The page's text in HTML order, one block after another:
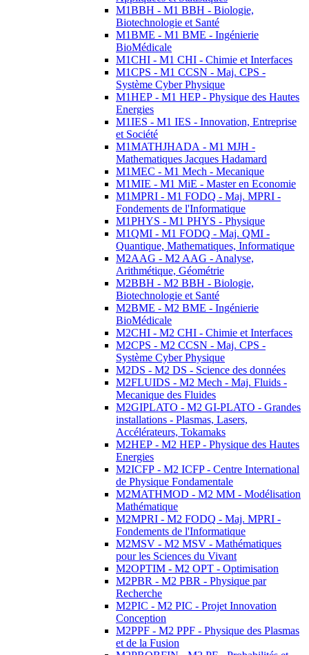
M1BBH - M1 BBH - Biologie,
Biotechnologie et Santé
M1BME - M1 BME - Ingénierie
BioMédicale
M1CHI - M1 CHI - Chimie et Interfaces
M1CPS - M1 CCSN - Maj. CPS -
Système Cyber Physique
M1HEP - M1 HEP - Physique des Hautes
Energies
M1IES - M1 IES - Innovation, Entreprise
et Société
M1MATHJHADA - M1 MJH -
Mathematiques Jacques Hadamard
M1MEC - M1 Mech - Mecanique
M1MIE - M1 MiE - Master en Economie
M1MPRI - M1 FODQ - Maj. MPRI -
Fondements de l'Informatique
M1PHYS - M1 PHYS - Physique
M1QMI - M1 FODQ - Maj. QMI -
Quantique, Mathematiques, Informatique
M2AAG - M2 AAG - Analyse,
Arithmétique, Géométrie
M2BBH - M2 BBH - Biologie,
Biotechnologie et Santé
M2BME - M2 BME - Ingénierie
BioMédicale
M2CHI - M2 CHI - Chimie et Interfaces
M2CPS - M2 CCSN - Maj. CPS -
Système Cyber Physique
M2DS - M2 DS - Science des données
M2FLUIDS - M2 Mech - Maj. Fluids -
Mecanique des Fluides
M2GIPLATO - M2 GI-PLATO - Grandes
installations - Plasmas, Lasers,
Accélérateurs, Tokamaks
M2HEP - M2 HEP - Physique des Hautes
Energies
M2ICFP - M2 ICFP - Centre International
de Physique Fondamentale
M2MATHMOD - M2 MM - Modélisation
Mathématique
M2MPRI - M2 FODQ - Maj. MPRI -
Fondements de l'Informatique
M2MSV - M2 MSV - Mathématiques
pour les Sciences du Vivant
M2OPTIM - M2 OPT - Optimisation
M2PBR - M2 PBR - Physique par
Recherche
M2PIC - M2 PIC - Projet Innovation
Conception
M2PPF - M2 PPF - Physique des Plasmas
et de la Fusion